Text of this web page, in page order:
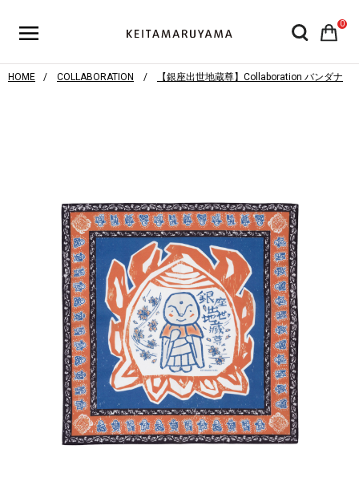
0
HOME COLLABORATION 【銀座出世地蔵尊】Collaboration バンダナ